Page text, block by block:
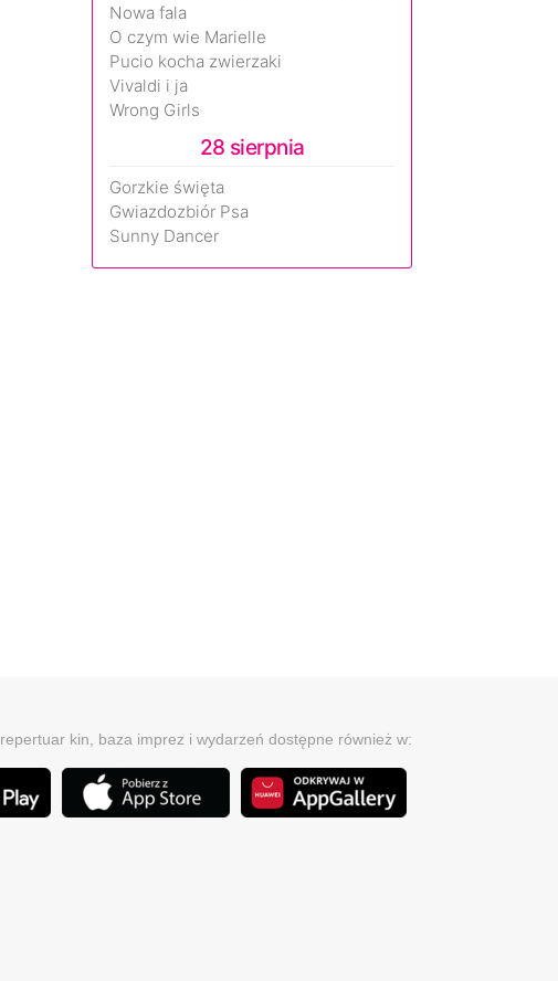
Nowa fala
O czym wie Marielle
Pucio kocha zwierzaki
Vivaldi i ja
Wrong Girls
28 sierpnia
Gorzkie święta
Gwiazdozbiór Psa
Sunny Dancer
repertuar kin, baza imprez i wydarzeń dostępne również w: